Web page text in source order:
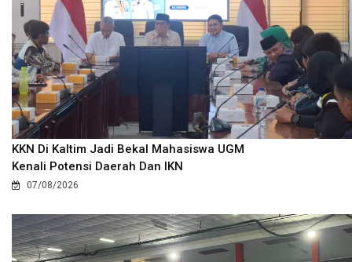
KKN Di Kaltim Jadi Bekal Mahasiswa UGM
Kenali Potensi Daerah Dan IKN
07/08/2026